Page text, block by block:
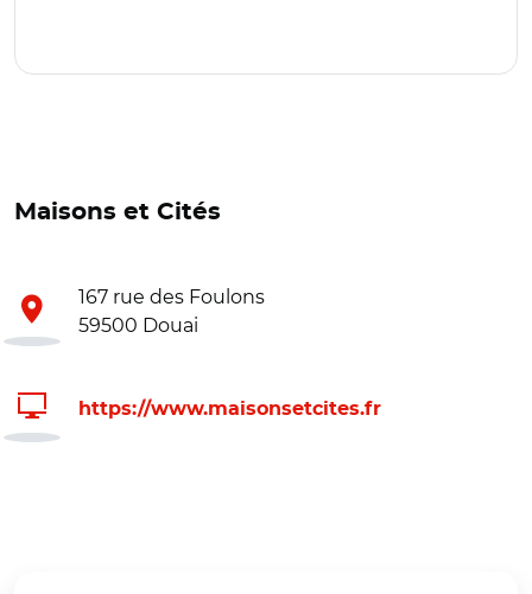
Maisons et Cités
167 rue des Foulons
59500 Douai
https://www.maisonsetcites.fr